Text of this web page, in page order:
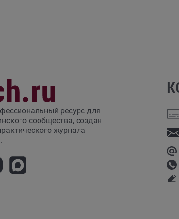
ресурс для
сообщества, создан
журнала